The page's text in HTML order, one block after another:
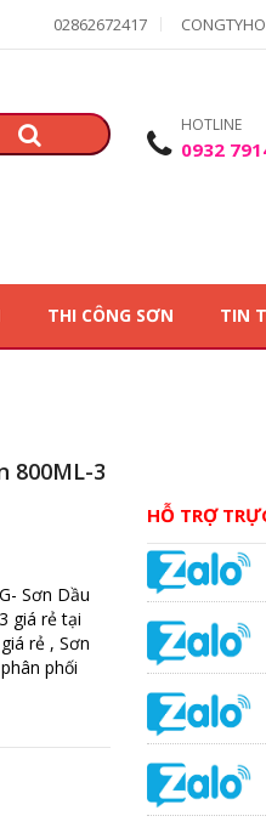
02862672417
HOTLINE
0932
THI CÔNG SƠN TIN
800ML-3
Sơn Dầu
giá rẻ tại
rẻ , Sơn
phối
HỖ TRỢ